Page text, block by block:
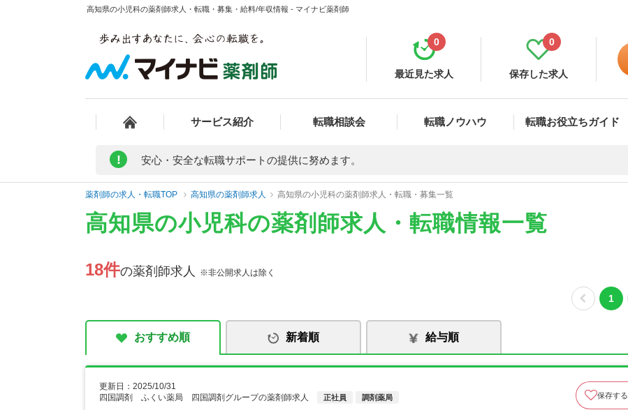
高知県の小児科の薬剤師求人・転職・募集・給料/年収情報 - マイナビ薬剤師
最近見た求人
0
保存した求人
0
サービス紹介 転職相談会 転職ノウハウ 転職お役立ちガイド
! 安心・安全な転職サポートの提供に努めます。
薬剤師の求人・転職TOP 高知県の薬剤師求人 高知県の小児科の薬剤師求人・転職・募集一覧
高知県の小児科の薬剤師求人・転職情報一覧
18件の薬剤師求人 ※非公開求人は除く
1
おすすめ順 新着順 給与順
更新日：2025/10/31
四国調剤 ふくい薬局 四国調剤グループの薬剤師求人
正社員 調剤薬局 保存する